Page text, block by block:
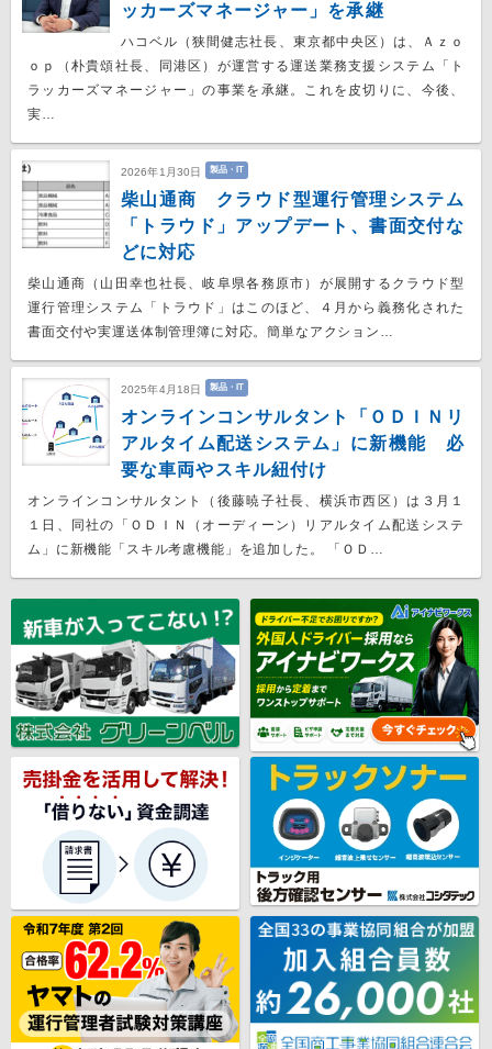
ッカーズマネージャー」を承継
ハコベル（狭間健志社長、東京都中央区）は、Ａｚｏ
ｏｐ（朴貴頌社長、同港区）が運営する運送業務支援システム「ト
ラッカーズマネージャー」の事業を承継。これを皮切りに、今後、
実…
2026年1月30日 製品・IT
柴山通商 クラウド型運行管理システム
「トラウド」アップデート、書面交付な
どに対応
柴山通商（山田幸也社長、岐阜県各務原市）が展開するクラウド型
運行管理システム「トラウド」はこのほど、４月から義務化された
書面交付や実運送体制管理簿に対応。簡単なアクション…
2025年4月18日 製品・IT
オンラインコンサルタント「ＯＤＩＮリ
アルタイム配送システム」に新機能 必
要な車両やスキル紐付け
オンラインコンサルタント（後藤暁子社長、横浜市西区）は３月１
１日、同社の「ＯＤＩＮ（オーディーン）リアルタイム配送システ
ム」に新機能「スキル考慮機能」を追加した。 「ＯＤ…